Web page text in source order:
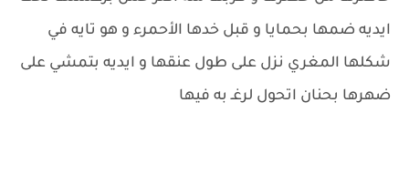
ايديه ضمها بحمايا و قبل خدها الأحمرء و هو تايه في
شكلها المغري نزل على طول عنقها و ايديه بتمشي على
ضهرها بحنان اتحول لرغـ به فيها